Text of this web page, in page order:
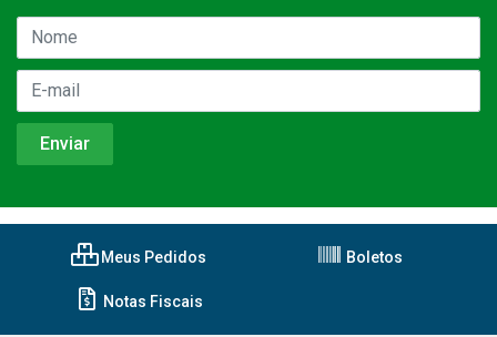
Meus Pedidos Boletos
Notas Fiscais